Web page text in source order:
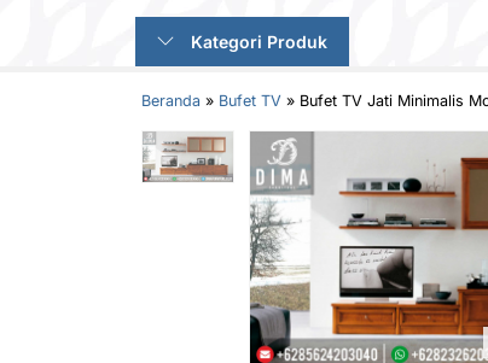
Kategori Produk
Beranda » Bufet TV » Bufet TV Jati Minimalis